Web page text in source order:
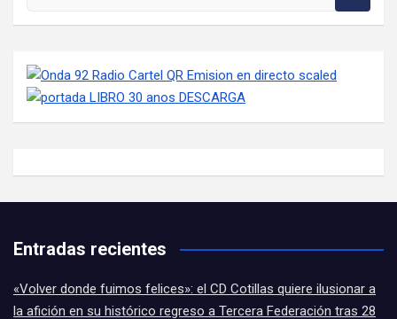
Entradas recientes
«Volver donde fuimos felices»: el CD Cotillas quiere ilusionar a
la afición en su histórico regreso a Tercera Federación tras 28